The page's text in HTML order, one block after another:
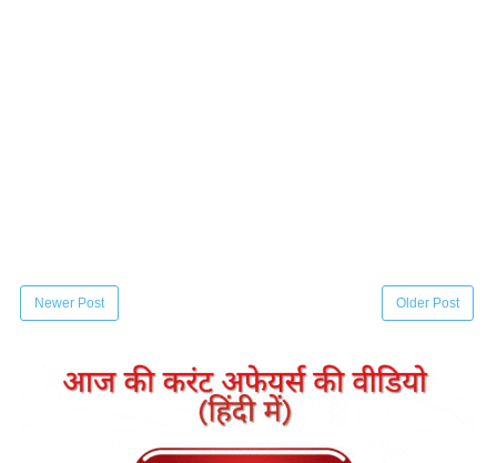
Newer Post Older Post